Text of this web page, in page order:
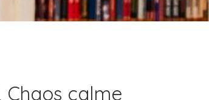
Chaos calme